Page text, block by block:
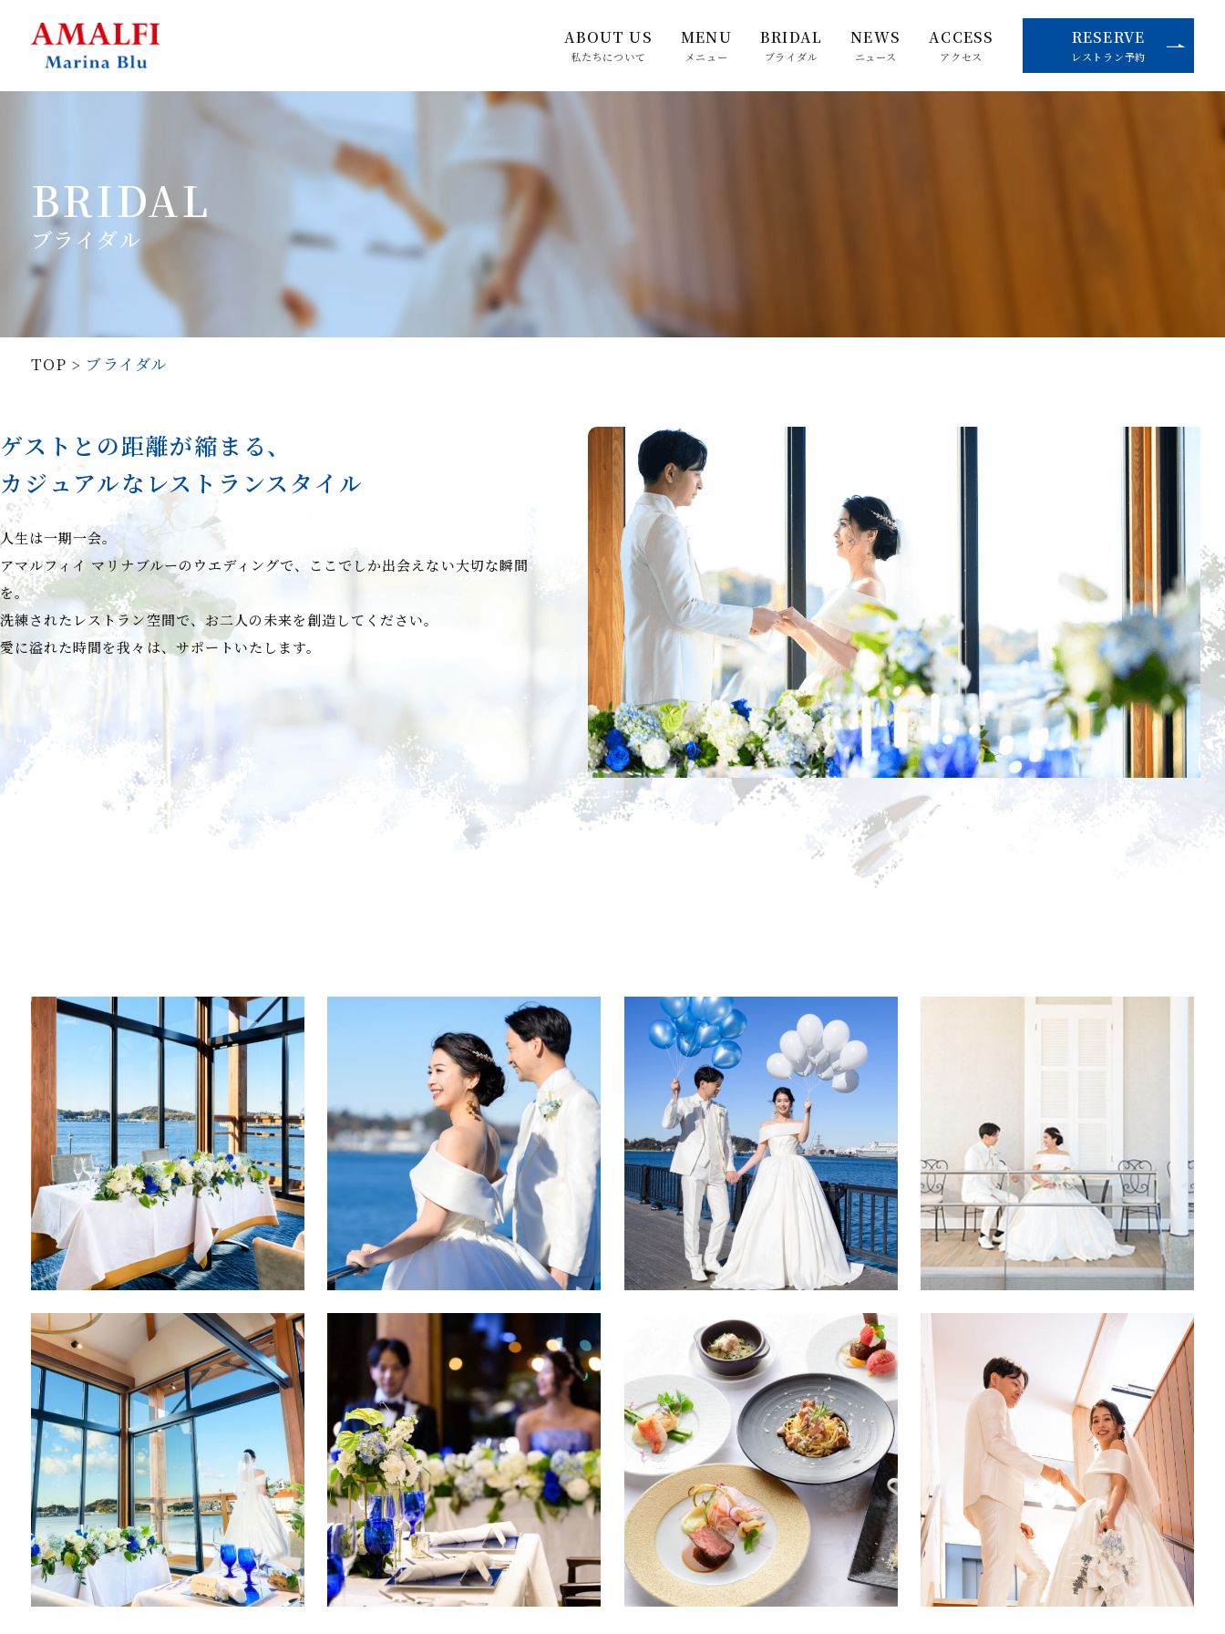
ABOUT US
私たちについて
MENU
メニュー
BRIDAL
ブライダル
NEWS
ニュース
ACCESS
アクセス
RESERVE
レストラン予約
BRIDAL
ブライダル
TOP > ブライダル
ゲストとの距離が縮まる、
カジュアルなレストランスタイル
人生は一期一会。
アマルフィイ マリナブルーのウエディングで、ここでしか出会えない大切な瞬間
を。
洗練されたレストラン空間で、お二人の未来を創造してください。
愛に溢れた時間を我々は、サポートいたします。